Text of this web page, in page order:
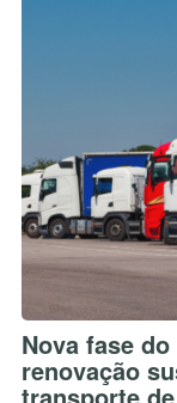
Nova fase
renovação